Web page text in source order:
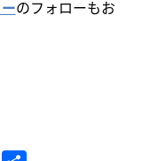
のフォローもお